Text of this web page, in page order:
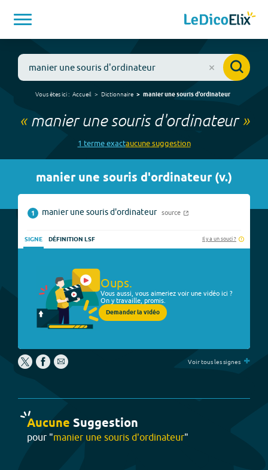
Vous êtes ici : Accueil Dictionnaire manier une souris d'ordinateur
« manier une souris d'ordinateur»
1 termeexactaucunesuggestion
manier une souris d'ordinateur(v.)
1 manier une souris d'ordinateur source
SIGNE DÉFINITION LSF Il y a un souci ?
Oups.
Vous aussi, vous aimeriez voir une vidéo ici ?
On y travaille, promis.
Demander la vidéo
Voir tous les signes +
Aucune Suggestion
pour "manier une souris d'ordinateur"